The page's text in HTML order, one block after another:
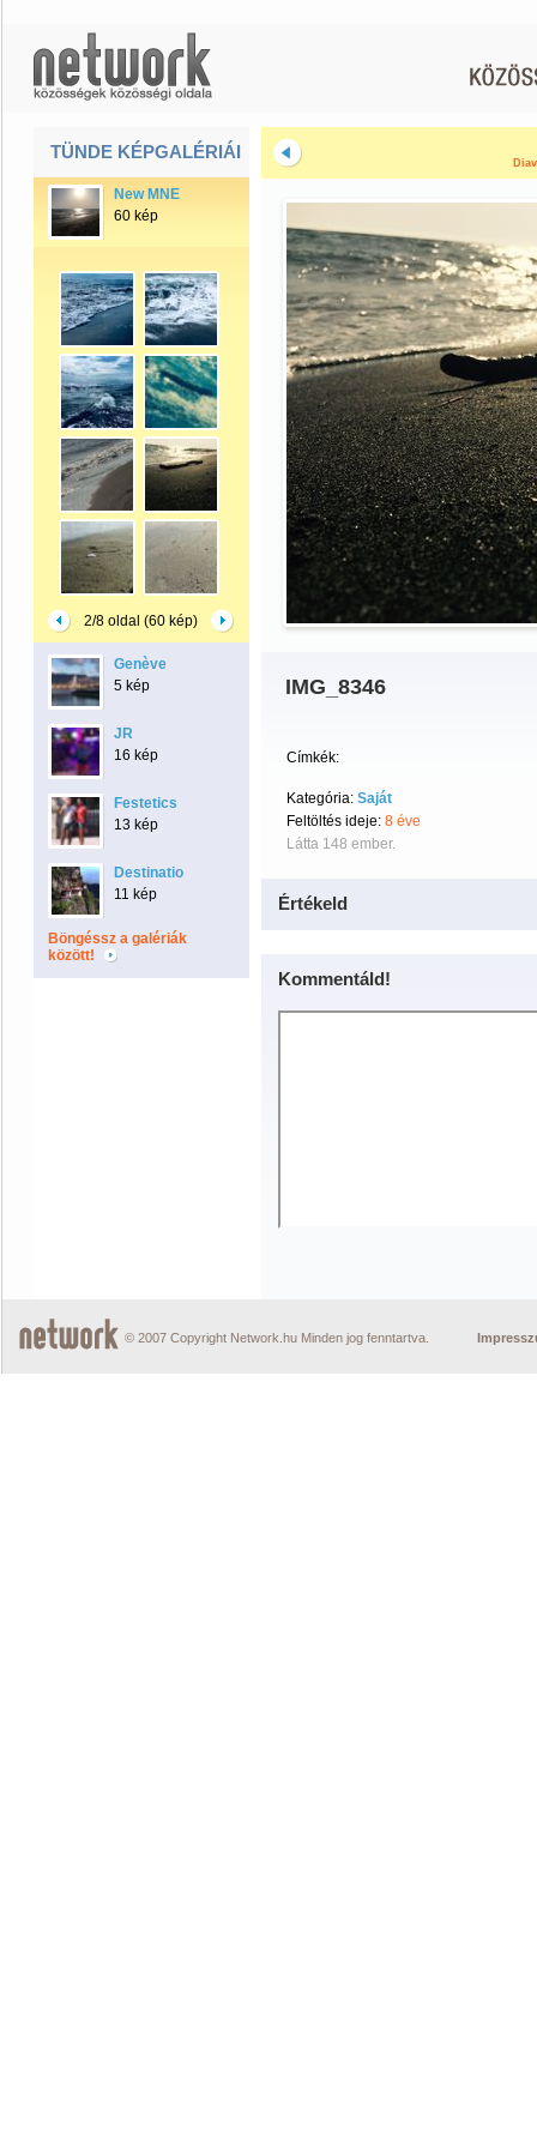
TÜNDE KÉPGALÉRIÁI
New MNE
60 kép
2/8 oldal (60 kép)
Genève
5 kép
JR
16 kép
Festetics
13 kép
Destinatio
11 kép
Böngéssz a galériák
között!
IMG_8346
Címkék:
Kategória: Saját
Feltöltés ideje: 8 éve
Látta 148 ember.
Értékeld
Kommentáld!
© 2007 Copyright Network.hu Minden jog fenntartva.